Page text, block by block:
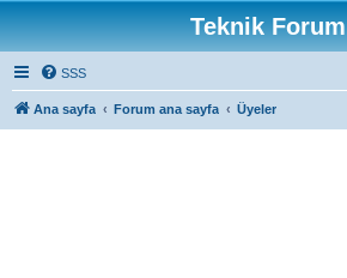
Teknik Forum
SSS
Ana sayfa Forum ana sayfa Üyeler